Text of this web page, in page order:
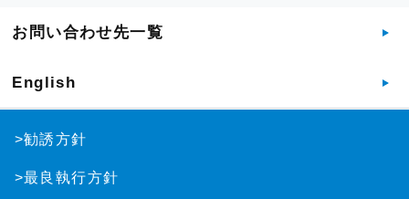
お問い合わせ先一覧
English
>勧誘方針
>最良執行方針